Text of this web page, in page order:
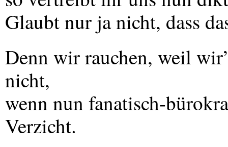
Glaubt nur ja nicht, dass
Denn wir rauchen, weil
nicht,
wenn nun fanatisch-
Verzicht.